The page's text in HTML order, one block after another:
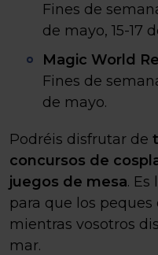
Fines de
de mayo, 15-17
Magic World
Fines de
de mayo.
Podréis disfrutar de
concursos de
juegos de mesa.
para que los
mientras vosotros
mar.